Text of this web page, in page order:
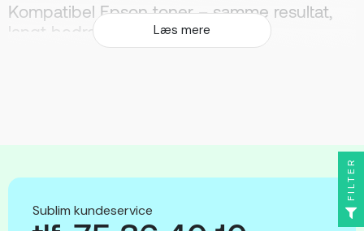
Kompatibel Epson toner – samme resultat,
langt bedre pris
sværtning og samme skarpe streg – men uden det pristillæg,
får det samme på papiret. Tekst bliver sort og knivskarp, grafik
Læs mere
Sublim kundeservice
FILTER